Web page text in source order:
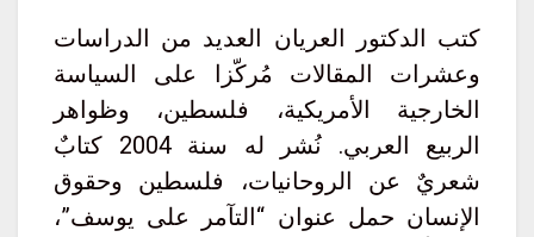
كتب الدكتور العريان العديد من الدراسات
وعشرات المقالات مُركّزا على السياسة
الخارجية الأمريكية، فلسطين، وظواهر
الربيع العربي. نُشر له سنة 2004 كتابٌ
شعريٌ عن الروحانيات، فلسطين وحقوق
الإنسان حمل عنوان “التآمر على يوسف”،